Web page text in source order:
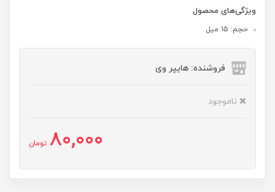
ویژگی‌های محصول
حجم: 15 میل
فروشنده: هایپر وی
ناموجود
80,000 تومان